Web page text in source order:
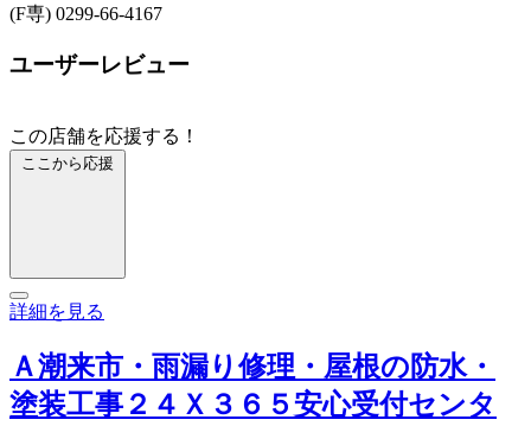
(F専) 0299-66-4167
ユーザーレビュー
この店舗を応援する！
ここから応援
詳細を見る
Ａ潮来市・雨漏り修理・屋根の防水・
塗装工事２４Ｘ３６５安心受付センタ